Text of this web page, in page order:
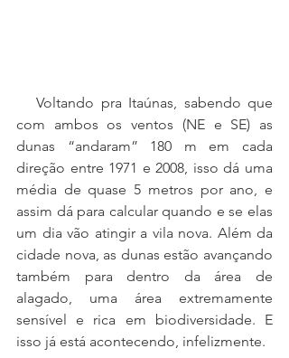
   Voltando pra Itaúnas, sabendo que
com ambos os ventos (NE e SE) as
dunas “andaram” 180 m em cada
direção entre 1971 e 2008, isso dá uma
média de quase 5 metros por ano, e
assim dá para calcular quando e se elas
um dia vão atingir a vila nova. Além da
cidade nova, as dunas estão avançando
também para dentro da área de
alagado, uma área extremamente
sensível e rica em biodiversidade. E
isso já está acontecendo, infelizmente.